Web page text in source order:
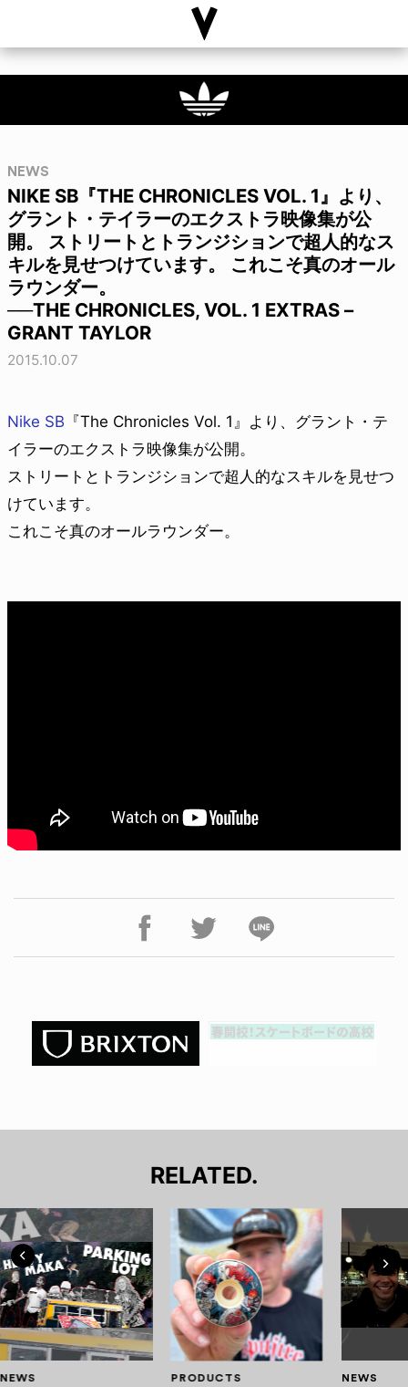
NEWS
NIKE SB『THE CHRONICLES VOL. 1』より、
グラント・テイラーのエクストラ映像集が公
開。 ストリートとトランジションで超人的なス
キルを見せつけています。 これこそ真のオール
ラウンダー。
──THE CHRONICLES, VOL. 1 EXTRAS –
GRANT TAYLOR
2015.10.07
Nike SB 『The Chronicles Vol. 1』より、グラント・テ
イラーのエクストラ映像集が公開。
ストリートとトランジションで超人的なスキルを見せつ
けています。
これこそ真のオールラウンダー。
RELATED.
NEWS PRODUCTS NEWS